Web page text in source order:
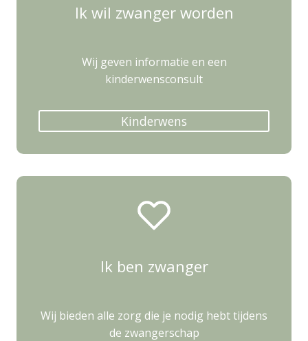
Ik wil zwanger worden
Wij geven informatie en een
kinderwensconsult
Kinderwens
Ik ben zwanger
Wij bieden alle zorg die je nodig hebt tijdens
de zwangerschap